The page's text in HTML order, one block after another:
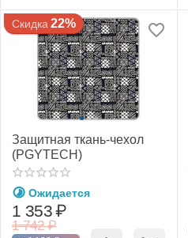
Скидка 22%
Защитная ткань-чехол
(PGYTECH)
Ожидается
1 742 ₽
1 353₽